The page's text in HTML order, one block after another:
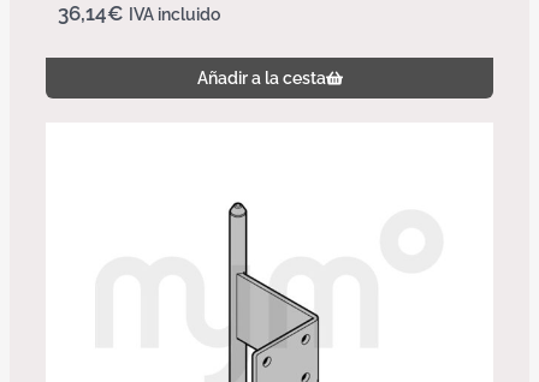
36,14€ IVA incluido
Añadir a la cesta